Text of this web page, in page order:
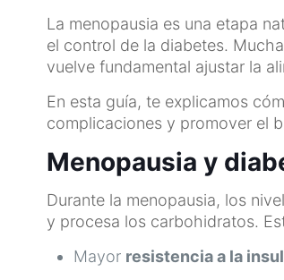
La menopausia es una etapa
el control de la diabetes.
vuelve fundamental ajustar la
En esta guía, te explicamos
complicaciones y promover el
Menopausia y
Durante la menopausia, los
y procesa los carbohidratos.
Mayor resistencia a la